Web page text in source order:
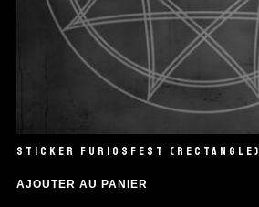
STICKER FURIOSFEST (RECTANGLE)
AJOUTER AU PANIER